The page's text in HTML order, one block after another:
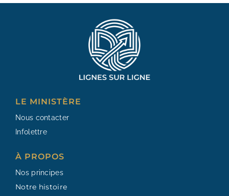
LE MINISTÈRE
Nous contacter
Infolettre
À PROPOS
Nos principes
Notre histoire